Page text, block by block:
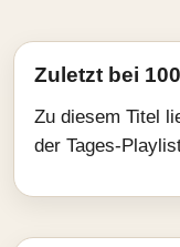
Zuletzt bei
Zu diesem Titel
der Tages-